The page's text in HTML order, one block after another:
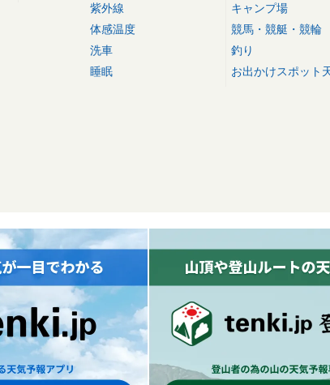
紫外線
体感温度
洗車
睡眠
キャンプ場
競馬・競艇・競輪
釣り
お出かけスポット